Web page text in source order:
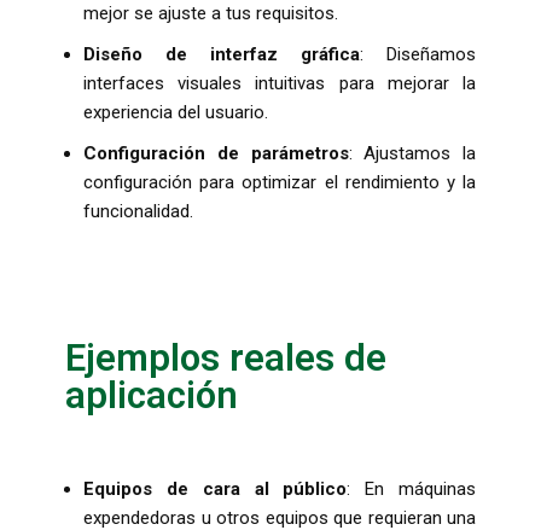
mejor se ajuste a tus requisitos.
Diseño de interfaz gráfica: Diseñamos
interfaces visuales intuitivas para mejorar la
experiencia del usuario.
Configuración de parámetros: Ajustamos la
configuración para optimizar el rendimiento y la
funcionalidad.
Ejemplos reales de
aplicación
Equipos de cara al público: En máquinas
expendedoras u otros equipos que requieran una